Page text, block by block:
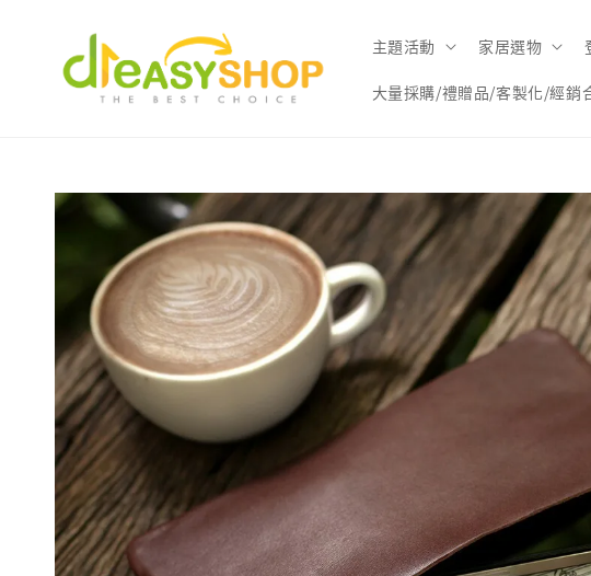
主題活動 家居選物
大量採購/禮贈品/客製化/經銷